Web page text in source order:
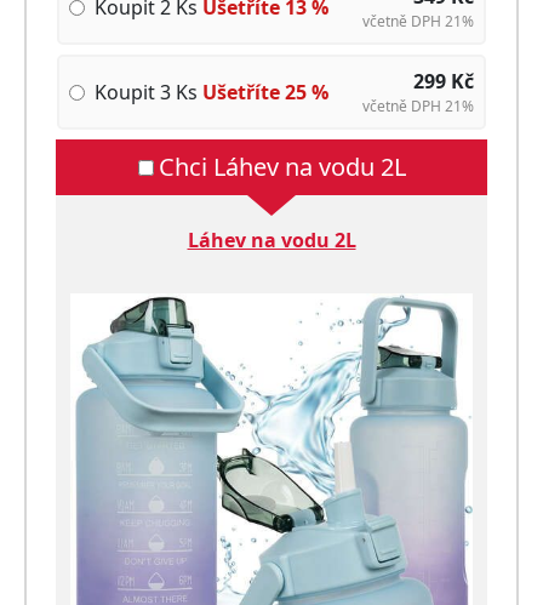
Koupit 2 Ks Ušetříte 13%
včetně DPH 21%
Koupit 3 Ks Ušetříte25% 299 Kč
včetně DPH 21%
Chci Láhev na vodu 2L
Láhev na vodu 2L